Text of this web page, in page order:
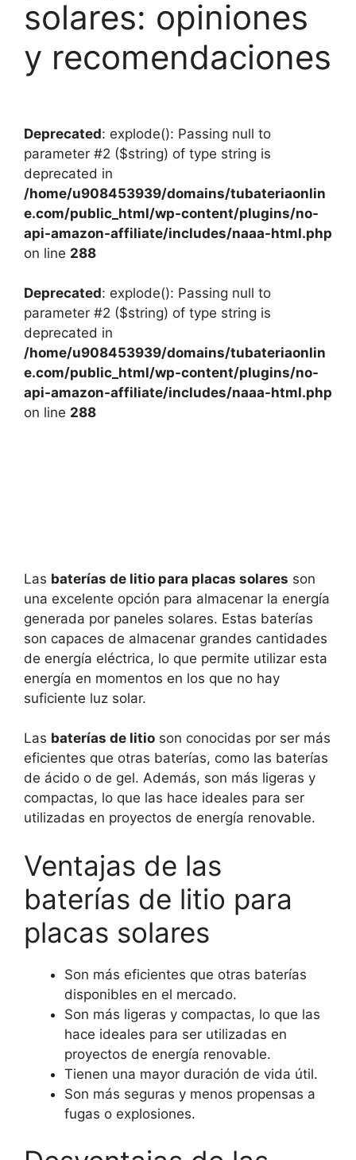
solares: opiniones
y recomendaciones
Deprecated: explode(): Passing null to
parameter #2 ($string) of type string is
deprecated in
/home/u908453939/domains/tubateriaonlin
e.com/public_html/wp-content/plugins/no-
api-amazon-affiliate/includes/naaa-html.php
on line 288
Deprecated: explode(): Passing null to
parameter #2 ($string) of type string is
deprecated in
/home/u908453939/domains/tubateriaonlin
e.com/public_html/wp-content/plugins/no-
api-amazon-affiliate/includes/naaa-html.php
on line 288
Las baterías de litio para placas solares son
una excelente opción para almacenar la energía
generada por paneles solares. Estas baterías
son capaces de almacenar grandes cantidades
de energía eléctrica, lo que permite utilizar esta
energía en momentos en los que no hay
suficiente luz solar.
Las baterías de litio son conocidas por ser más
eficientes que otras baterías, como las baterías
de ácido o de gel. Además, son más ligeras y
compactas, lo que las hace ideales para ser
utilizadas en proyectos de energía renovable.
Ventajas de las
baterías de litio para
placas solares
Son más eficientes que otras baterías
disponibles en el mercado.
Son más ligeras y compactas, lo que las
hace ideales para ser utilizadas en
proyectos de energía renovable.
Tienen una mayor duración de vida útil.
Son más seguras y menos propensas a
fugas o explosiones.